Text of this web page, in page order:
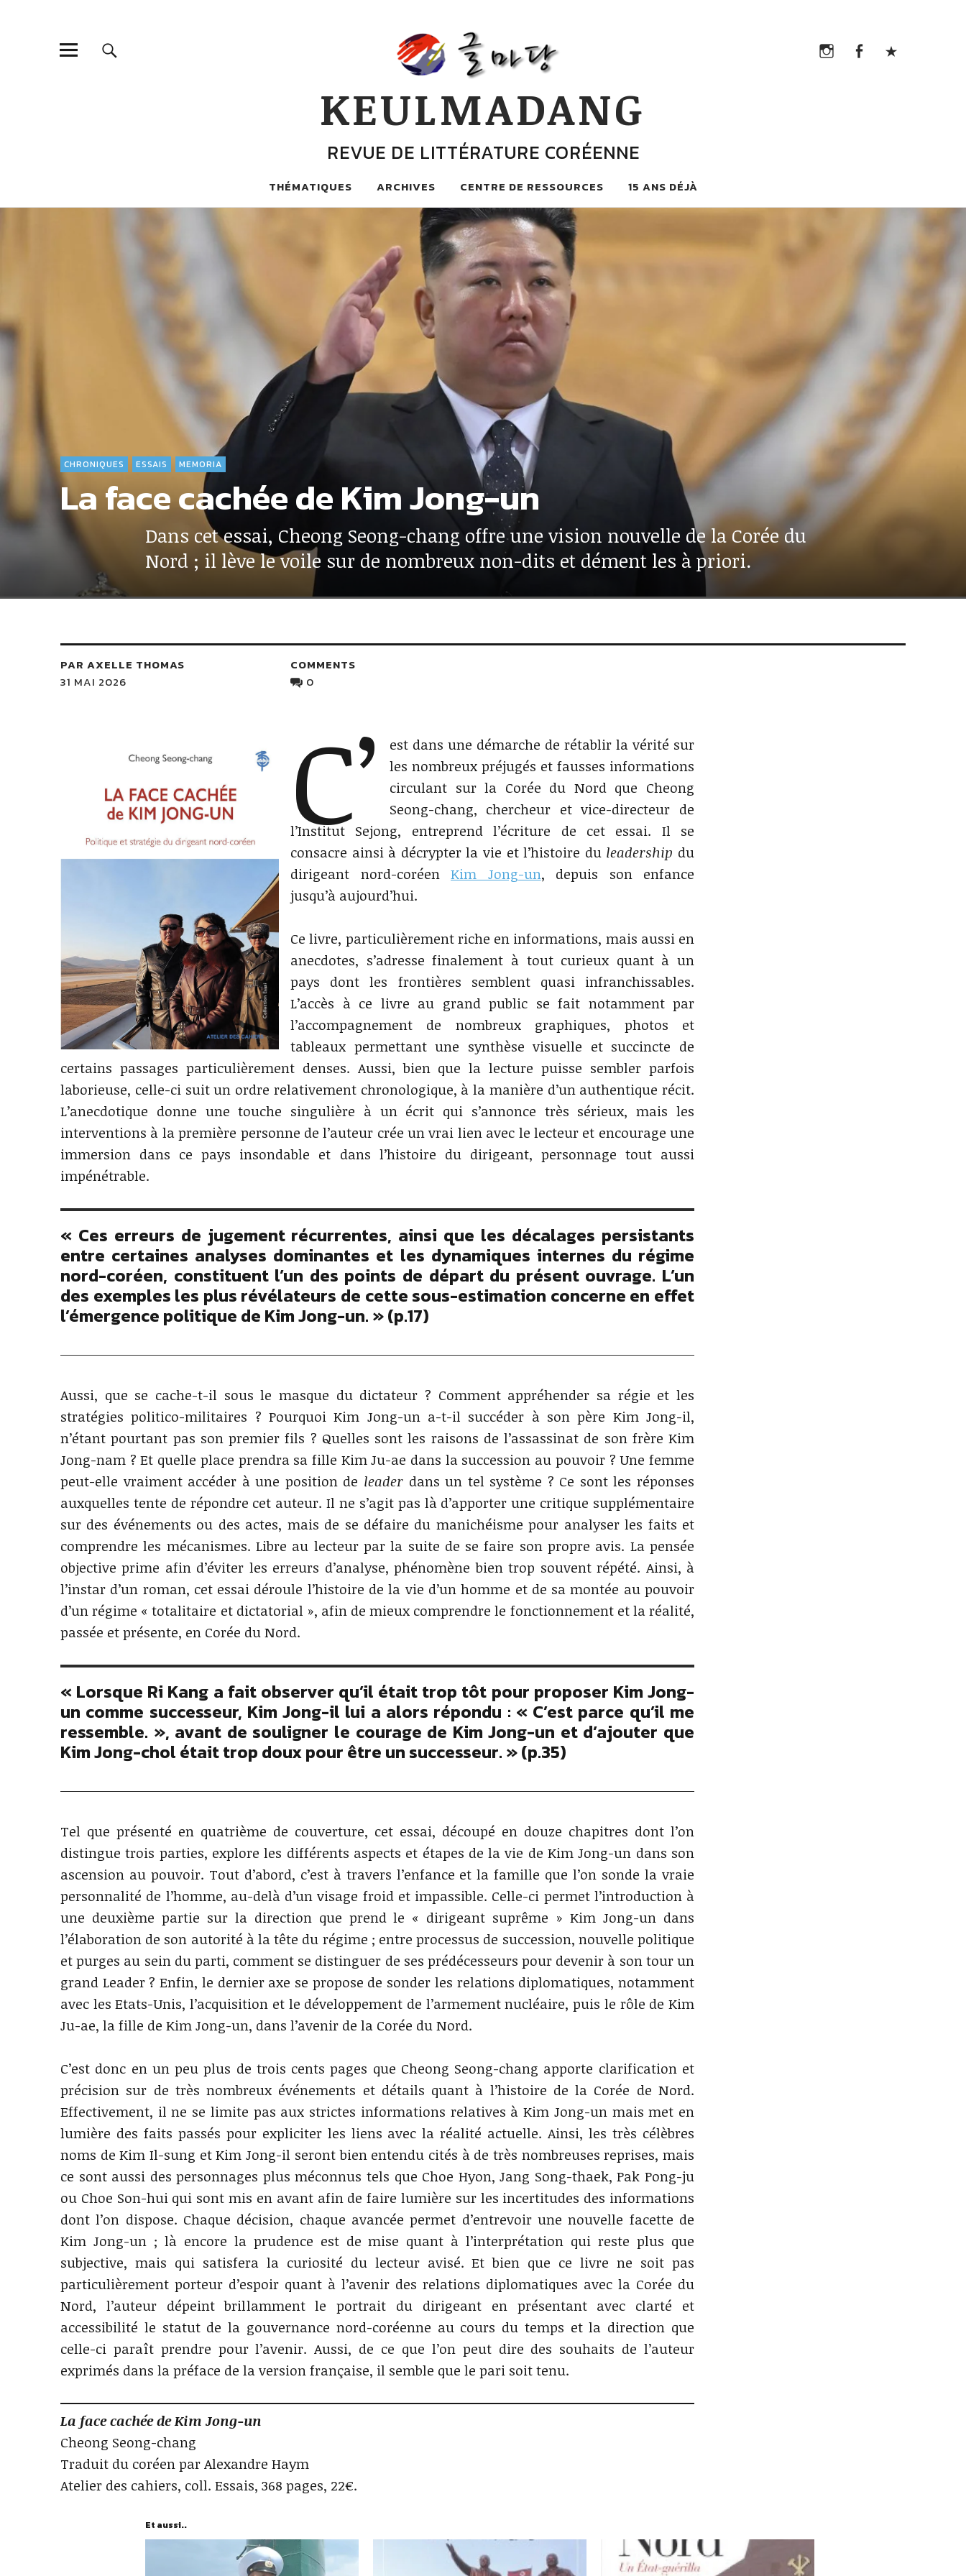
KEULMADANG
REVUE DE LITTÉRATURE CORÉENNE
THÉMATIQUES ARCHIVES CENTRE DE RESSOURCES 15 ANS DÉJÀ
CHRONIQUES ESSAIS MEMORIA
La face cachée de Kim Jong-un
Dans cet essai, Cheong Seong-chang offre une vision nouvelle de la Corée du
Nord ; il lève le voile sur de nombreux non-dits et dément les à priori.
PAR AXELLE THOMAS
31 MAI 2026
COMMENTS
0
C’
est dans une démarche de rétablir la vérité sur
les nombreux préjugés et fausses informations
circulant sur la Corée du Nord que Cheong
Seong-chang, chercheur et vice-directeur de
l’Institut Sejong, entreprend l’écriture de cet essai. Il se
consacre ainsi à décrypter la vie et l’histoire du leadership du
dirigeant nord-coréen Kim Jong-un, depuis son enfance
jusqu’à aujourd’hui.
Ce livre, particulièrement riche en informations, mais aussi en
anecdotes, s’adresse finalement à tout curieux quant à un
pays dont les frontières semblent quasi infranchissables.
L’accès à ce livre au grand public se fait notamment par
l’accompagnement de nombreux graphiques, photos et
tableaux permettant une synthèse visuelle et succincte de
certains passages particulièrement denses. Aussi, bien que la lecture puisse sembler parfois
laborieuse, celle-ci suit un ordre relativement chronologique, à la manière d’un authentique récit.
L’anecdotique donne une touche singulière à un écrit qui s’annonce très sérieux, mais les
interventions à la première personne de l’auteur crée un vrai lien avec le lecteur et encourage une
immersion dans ce pays insondable et dans l’histoire du dirigeant, personnage tout aussi
impénétrable.
« Ces erreurs de jugement récurrentes, ainsi que les décalages persistants
entre certaines analyses dominantes et les dynamiques internes du régime
nord-coréen, constituent l’un des points de départ du présent ouvrage. L’un
des exemples les plus révélateurs de cette sous-estimation concerne en effet
l’émergence politique de Kim Jong-un. » (p.17)
Aussi, que se cache-t-il sous le masque du dictateur ? Comment appréhender sa régie et les
stratégies politico-militaires ? Pourquoi Kim Jong-un a-t-il succéder à son père Kim Jong-il,
n’étant pourtant pas son premier fils ? Quelles sont les raisons de l’assassinat de son frère Kim
Jong-nam ? Et quelle place prendra sa fille Kim Ju-ae dans la succession au pouvoir ? Une femme
peut-elle vraiment accéder à une position de leader dans un tel système ? Ce sont les réponses
auxquelles tente de répondre cet auteur. Il ne s’agit pas là d’apporter une critique supplémentaire
sur des événements ou des actes, mais de se défaire du manichéisme pour analyser les faits et
comprendre les mécanismes. Libre au lecteur par la suite de se faire son propre avis. La pensée
objective prime afin d’éviter les erreurs d’analyse, phénomène bien trop souvent répété. Ainsi, à
l’instar d’un roman, cet essai déroule l’histoire de la vie d’un homme et de sa montée au pouvoir
d’un régime « totalitaire et dictatorial », afin de mieux comprendre le fonctionnement et la réalité,
passée et présente, en Corée du Nord.
« Lorsque Ri Kang a fait observer qu’il était trop tôt pour proposer Kim Jong-
un comme successeur, Kim Jong-il lui a alors répondu : « C’est parce qu’il me
ressemble. », avant de souligner le courage de Kim Jong-un et d’ajouter que
Kim Jong-chol était trop doux pour être un successeur. » (p.35)
Tel que présenté en quatrième de couverture, cet essai, découpé en douze chapitres dont l’on
distingue trois parties, explore les différents aspects et étapes de la vie de Kim Jong-un dans son
ascension au pouvoir. Tout d’abord, c’est à travers l’enfance et la famille que l’on sonde la vraie
personnalité de l’homme, au-delà d’un visage froid et impassible. Celle-ci permet l’introduction à
une deuxième partie sur la direction que prend le « dirigeant suprême » Kim Jong-un dans
l’élaboration de son autorité à la tête du régime ; entre processus de succession, nouvelle politique
et purges au sein du parti, comment se distinguer de ses prédécesseurs pour devenir à son tour un
grand Leader ? Enfin, le dernier axe se propose de sonder les relations diplomatiques, notamment
avec les Etats-Unis, l’acquisition et le développement de l’armement nucléaire, puis le rôle de Kim
Ju-ae, la fille de Kim Jong-un, dans l’avenir de la Corée du Nord.
C’est donc en un peu plus de trois cents pages que Cheong Seong-chang apporte clarification et
précision sur de très nombreux événements et détails quant à l’histoire de la Corée de Nord.
Effectivement, il ne se limite pas aux strictes informations relatives à Kim Jong-un mais met en
lumière des faits passés pour expliciter les liens avec la réalité actuelle. Ainsi, les très célèbres
noms de Kim Il-sung et Kim Jong-il seront bien entendu cités à de très nombreuses reprises, mais
ce sont aussi des personnages plus méconnus tels que Choe Hyon, Jang Song-thaek, Pak Pong-ju
ou Choe Son-hui qui sont mis en avant afin de faire lumière sur les incertitudes des informations
dont l’on dispose. Chaque décision, chaque avancée permet d’entrevoir une nouvelle facette de
Kim Jong-un ; là encore la prudence est de mise quant à l’interprétation qui reste plus que
subjective, mais qui satisfera la curiosité du lecteur avisé. Et bien que ce livre ne soit pas
particulièrement porteur d’espoir quant à l’avenir des relations diplomatiques avec la Corée du
Nord, l’auteur dépeint brillamment le portrait du dirigeant en présentant avec clarté et
accessibilité le statut de la gouvernance nord-coréenne au cours du temps et la direction que
celle-ci paraît prendre pour l’avenir. Aussi, de ce que l’on peut dire des souhaits de l’auteur
exprimés dans la préface de la version française, il semble que le pari soit tenu.
La face cachée de Kim Jong-un
Cheong Seong-chang
Traduit du coréen par Alexandre Haym
Atelier des cahiers, coll. Essais, 368 pages, 22€.
Et aussi..